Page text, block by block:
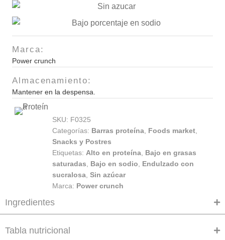
Marca:
Power crunch
Almacenamiento:
Mantener en la despensa.
SKU: F0325
Categorías: Barras proteína Foods market
Snacks y Postres
Etiquetas: Alto en proteína Bajo en grasas
saturadas
Bajo en sodio
Endulzado con
sucralosa Sin azúcar
Marca: Power crunch
Ingredientes
Tabla nutricional